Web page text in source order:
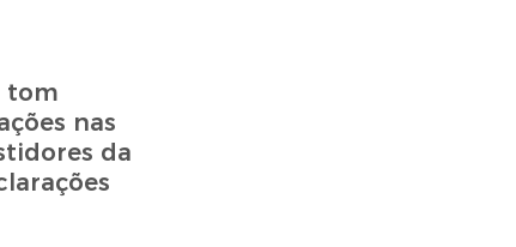
tom
nas
da